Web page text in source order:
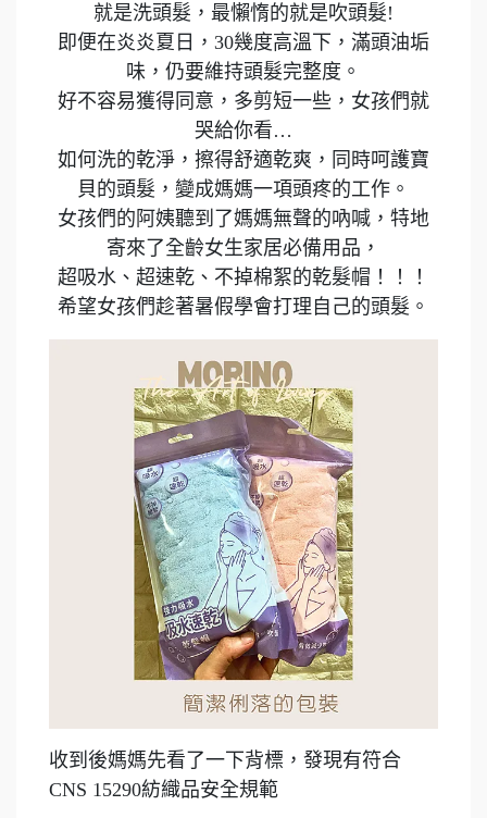
就是洗頭髮，最懶惰的就是吹頭髮!
即便在炎炎夏日，30幾度高溫下，滿頭油垢
味，仍要維持頭髮完整度。
好不容易獲得同意，多剪短一些，女孩們就
哭給你看…
如何洗的乾淨，擦得舒適乾爽，同時呵護寶
貝的頭髮，變成媽媽一項頭疼的工作。
女孩們的阿姨聽到了媽媽無聲的吶喊，特地
寄來了全齡女生家居必備用品，
超吸水、超速乾、不掉棉絮的乾髮帽！！！
希望女孩們趁著暑假學會打理自己的頭髮。
收到後媽媽先看了一下背標，發現有符合
CNS 15290紡織品安全規範